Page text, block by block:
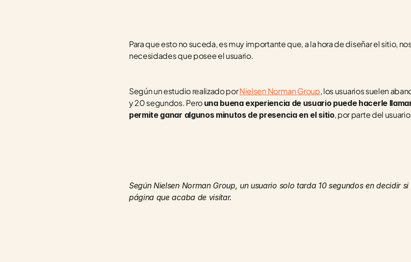
Para que esto no suceda, es muy importante que, a la hora de diseñar el sitio,
necesidades que posee el usuario.
Según un estudio realizado por Nielsen Norman Group, los usuarios suelen
y 20 segundos. Pero una buena experiencia de usuario puede hacerle
permite ganar algunos minutos de presencia en el sitio, por parte del usuario.
Según Nielsen Norman Group, un usuario solo tarda 10 segundos en decidir
página que acaba de visitar.